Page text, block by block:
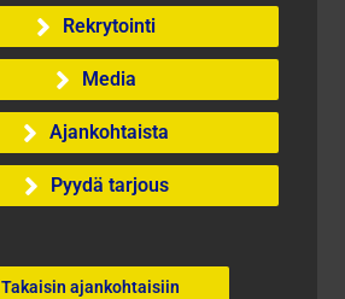
Rekrytointi
Media
Ajankohtaista
Pyydä tarjous
Takaisin ajankohtaisiin